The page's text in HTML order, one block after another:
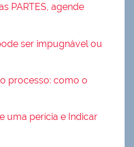
PARTES, agende
ser impugnável ou
processo: como o
uma perícia e Indicar